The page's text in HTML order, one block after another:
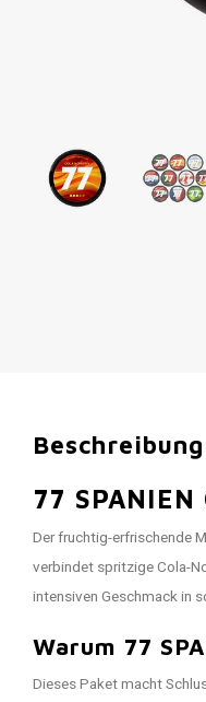
Beschreibung
77
Der fruchtig-erfrischende
verbindet spritzige Cola-
intensiven Geschmack in
Warum 77
Dieses Paket macht